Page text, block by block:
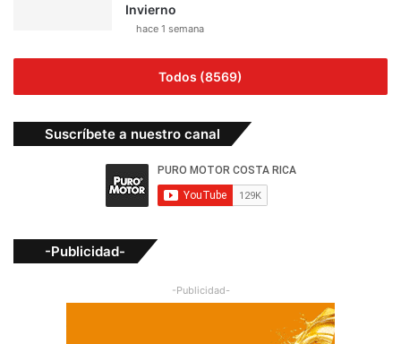
Invierno
hace 1 semana
Todos (8569)
Suscríbete a nuestro canal
-Publicidad-
-Publicidad-